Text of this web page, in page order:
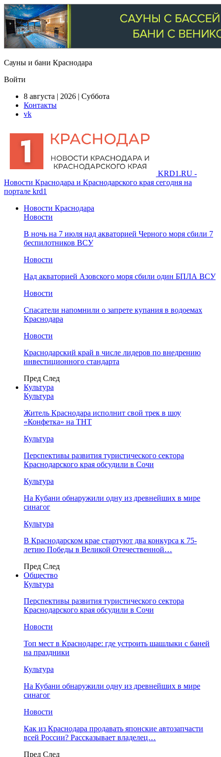
Сауны и бани Краснодара
Войти
8 августа | 2026 | Суббота
Контакты
vk
KRD1.RU -
Новости Краснодара и Краснодарского края сегодня на
портале krd1
Новости Краснодара
Новости
В ночь на 7 июля над акваторией Черного моря сбили 7
беспилотников ВСУ
Новости
Над акваторией Азовского моря сбили один БПЛА ВСУ
Новости
Спасатели напомнили о запрете купания в водоемах
Краснодара
Новости
Краснодарский край в числе лидеров по внедрению
инвестиционного стандарта
Пред След
Культура
Культура
Житель Краснодара исполнит свой трек в шоу
«Конфетка» на ТНТ
Культура
Перспективы развития туристического сектора
Краснодарского края обсудили в Сочи
Культура
На Кубани обнаружили одну из древнейших в мире
синагог
Культура
В Краснодарском крае стартуют два конкурса к 75-
летию Победы в Великой Отечественной…
Пред След
Общество
Культура
Перспективы развития туристического сектора
Краснодарского края обсудили в Сочи
Новости
Топ мест в Краснодаре: где устроить шашлыки с баней
на праздники
Культура
На Кубани обнаружили одну из древнейших в мире
синагог
Новости
Как из Краснодара продавать японские автозапчасти
всей России? Рассказывает владелец…
Пред След